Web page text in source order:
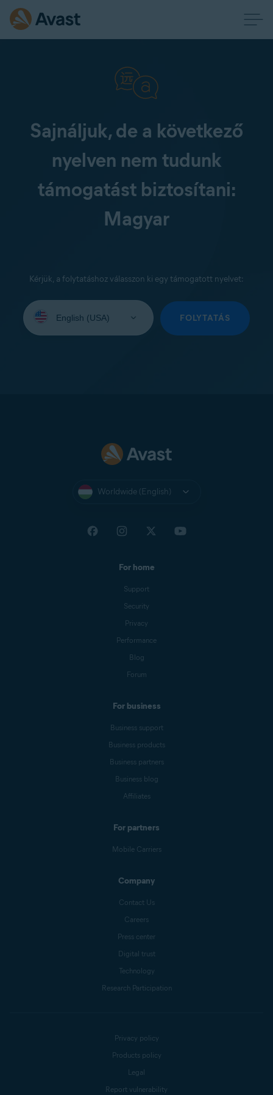
Sajnáljuk, de a következő
nyelven nem tudunk
támogatást biztosítani:
Magyar
Kérjük, a folytatáshoz válasszon ki egy támogatott nyelvet:
your
FOLYTATÁS
Worldwide (English)
For home
Support
Security
Privacy
Performance
Blog
Forum
For business
Business support
Business products
Business partners
Business blog
Affiliates
For partners
Mobile Carriers
Company
Contact Us
Careers
Press center
Digital trust
Technology
Research Participation
Privacy policy
Products policy
Legal
Report vulnerability